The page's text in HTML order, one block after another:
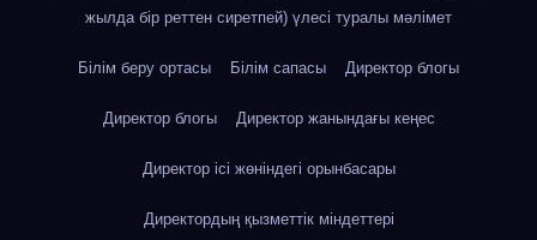
жылда бір реттен сиретпей) үлесі туралы мәлімет
Білім беру ортасы Білім сапасы Директор блогы
Директор блогы Директор жанындағы кеңес
Директор ісі жөніндегі орынбасары
Директордың қызметтік міндеттері